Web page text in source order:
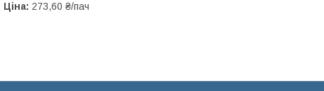
Ціна: 273,60 ₴/пач